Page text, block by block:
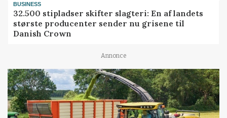
BUSINESS
32.500 stipladser skifter slagteri: En af landets
største producenter sender nu grisene til
Danish Crown
Annonce